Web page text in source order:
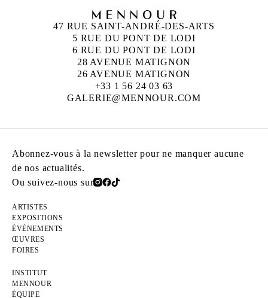
47 RUE SAINT-ANDRÉ-DES-ARTS
5 RUE DU PONT DE LODI
6 RUE DU PONT DE LODI
28 AVENUE MATIGNON
26 AVENUE MATIGNON
+33 1 56 24 03 63
GALERIE@MENNOUR.COM
Abonnez-vous à la newsletter pour ne manquer aucune
de nos actualités.
Ou suivez-nous sur
ARTISTES
EXPOSITIONS
ÉVÉNEMENTS
ŒUVRES
FOIRES
INSTITUT
MENNOUR
ÉQUIPE